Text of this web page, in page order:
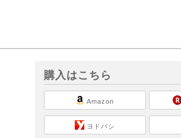
購入はこちら
Amazon
ヨドバシ